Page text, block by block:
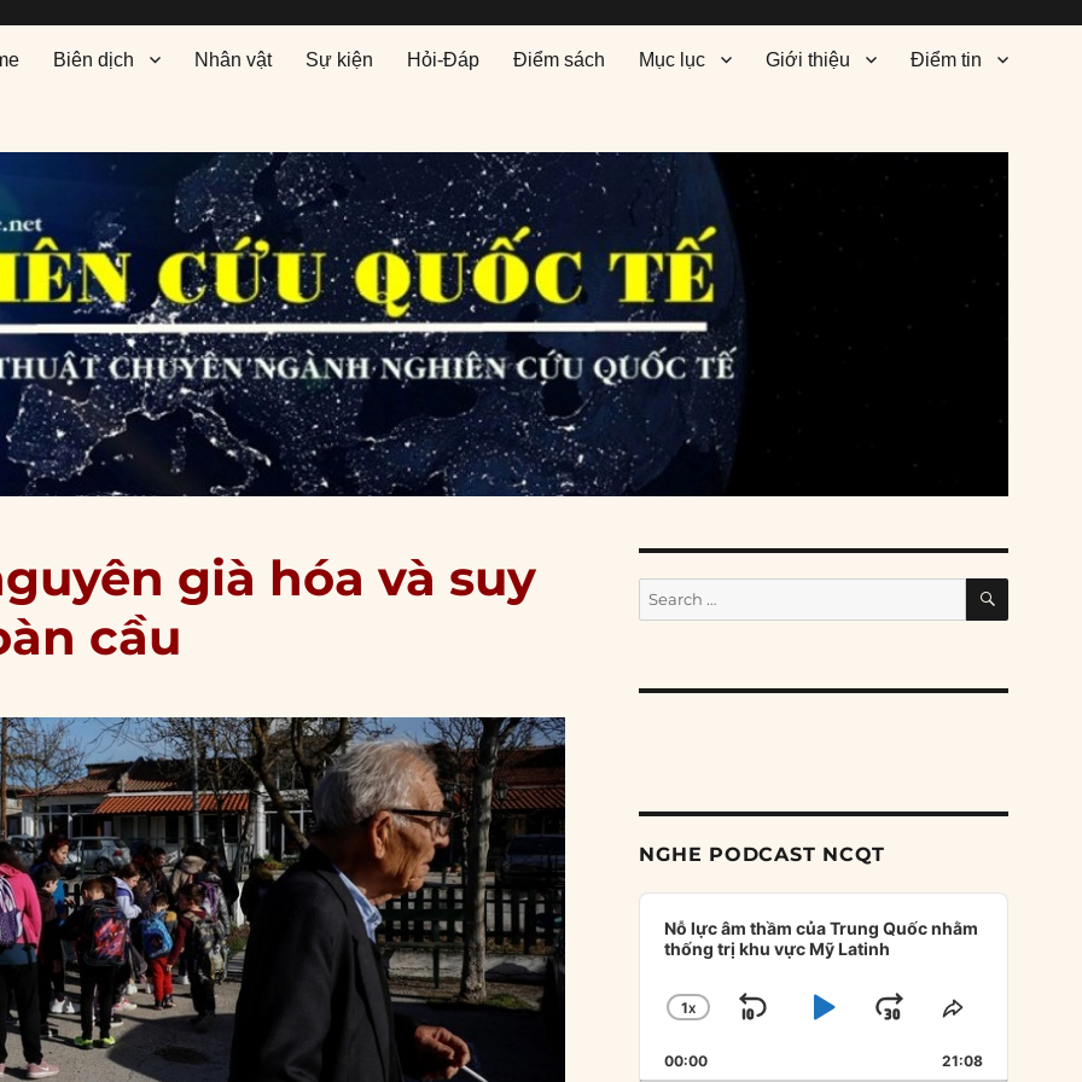
Biên dịch Nhân vật Sự kiện Hỏi-Đáp Điểm sách Mục lục Giới thiệu Điểm tin
già hóa và suy
cầu
Search
for:
SEARCH
NGHE PODCAST NCQT
Audio
Player
Nỗ lực âm thầm của Trung Quốc nhằm
thống trị khu vực Mỹ Latinh
CHANGE
RATE
1X
SKIP
BACKWARD
PLAYJUMP
FORWARD
SHARE
EPISODE
00:00 21:08